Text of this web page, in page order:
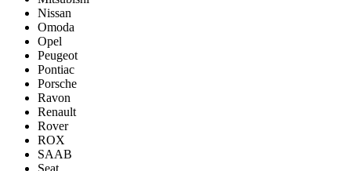
Nissan
Omoda
Opel
Peugeot
Pontiac
Porsсhe
Ravon
Renault
Rover
ROX
SAAB
Seat